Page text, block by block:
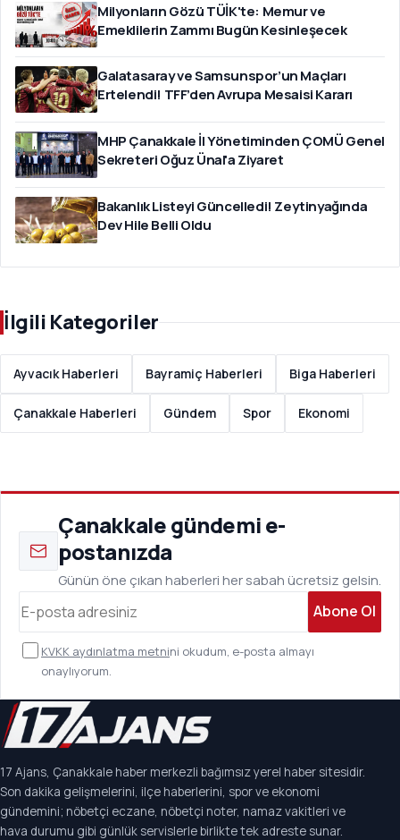
Milyonların Gözü TÜİK'te: Memur ve
Emeklilerin Zammı Bugün Kesinleşecek
Galatasaray ve Samsunspor’un Maçları
Ertelendi! TFF’den Avrupa Mesaisi Kararı
MHP Çanakkale İl Yönetiminden ÇOMÜ Genel
Sekreteri Oğuz Ünal'a Ziyaret
Bakanlık Listeyi Güncelledi! Zeytinyağında
Dev Hile Belli Oldu
İlgili Kategoriler
Ayvacık Haberleri Bayramiç Haberleri Biga Haberleri
Çanakkale Haberleri Gündem Spor Ekonomi
Çanakkale gündemi e-
postanızda
Günün öne çıkan haberleri her sabah ücretsiz gelsin.
Abone Ol
KVKK aydınlatma metnini okudum, e-posta almayı
onaylıyorum.
17 Ajans, Çanakkale haber merkezli bağımsız yerel haber sitesidir.
Son dakika gelişmelerini, ilçe haberlerini, spor ve ekonomi
gündemini; nöbetçi eczane, nöbetçi noter, namaz vakitleri ve
hava durumu gibi günlük servislerle birlikte tek adreste sunar.